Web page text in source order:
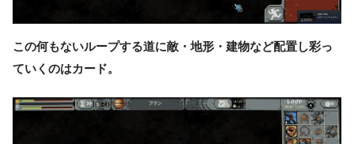
この何もないループする道に敵・地形・建物など配置し彩っ
ていくのはカード。